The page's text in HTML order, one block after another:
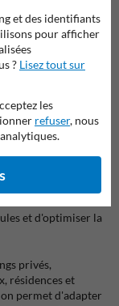
les horaires
votre
à la réglementation
et des collectivités.
pour
stationnement par
et d'optimiser la
privés,
résidences et
permet d'adapter
et des identifiants
pour afficher
? Lisez tout sur
les
refuser, nous